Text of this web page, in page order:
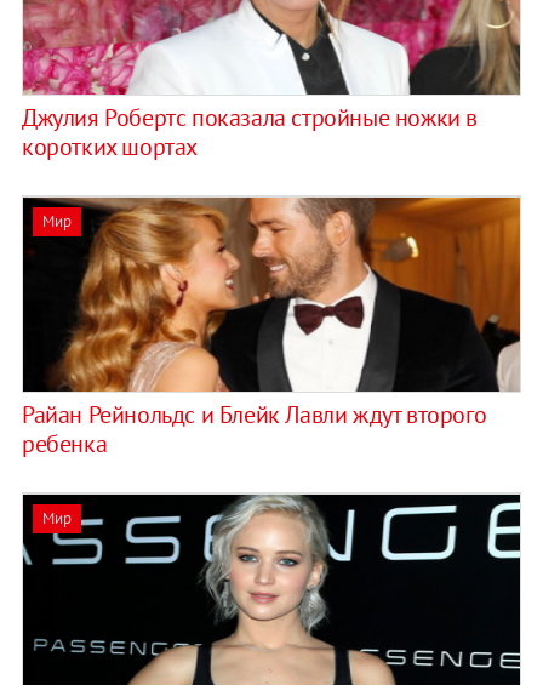
Джулия Робертс показала стройные ножки в
коротких шортах
Мир
Райан Рейнольдс и Блейк Лавли ждут второго
ребенка
Мир